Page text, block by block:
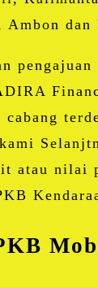
Ambon dan
cabang
atau nilai